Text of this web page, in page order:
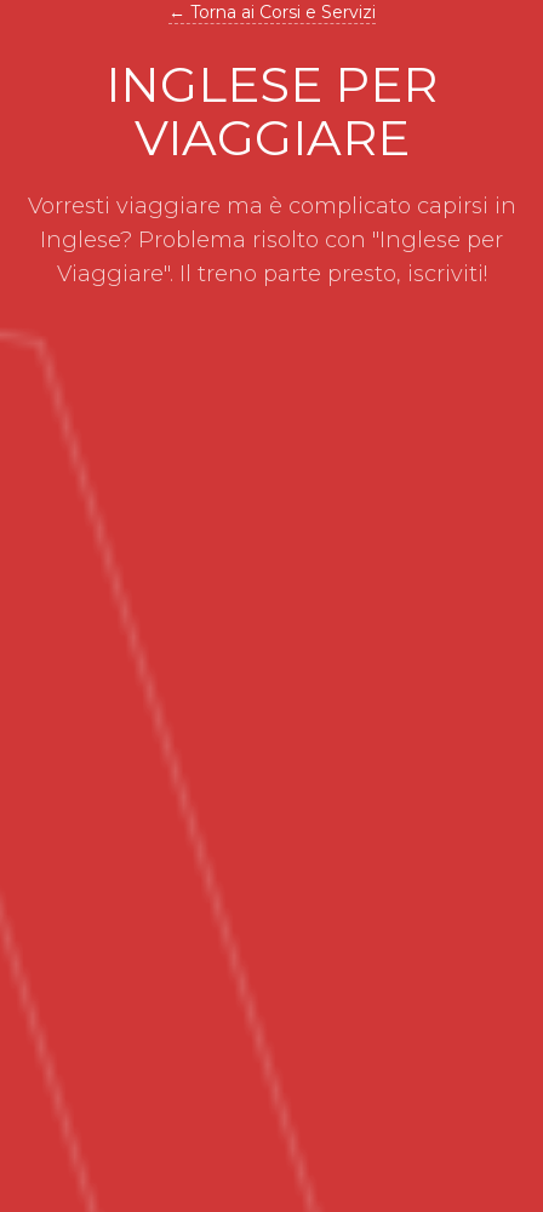
← Torna ai Corsi e Servizi
INGLESE PER
VIAGGIARE
Vorresti viaggiare ma è complicato capirsi in
Inglese? Problema risolto con "Inglese per
Viaggiare". Il treno parte presto, iscriviti!